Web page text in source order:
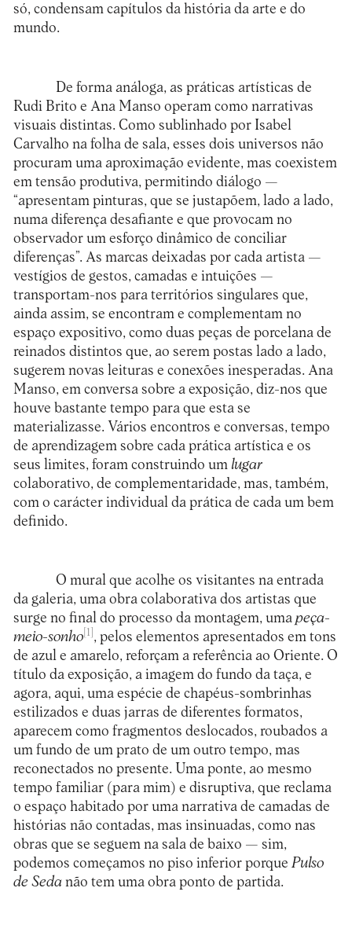
só, condensam capítulos da história da arte e do
mundo.
De forma análoga, as práticas artísticas de
Rudi Brito e Ana Manso operam como narrativas
visuais distintas. Como sublinhado por Isabel
Carvalho na folha de sala, esses dois universos não
procuram uma aproximação evidente, mas coexistem
em tensão produtiva, permitindo diálogo —
“apresentam pinturas, que se justapõem, lado a lado,
numa diferença desafiante e que provocam no
observador um esforço dinâmico de conciliar
diferenças”. As marcas deixadas por cada artista —
vestígios de gestos, camadas e intuições —
transportam-nos para territórios singulares que,
ainda assim, se encontram e complementam no
espaço expositivo, como duas peças de porcelana de
reinados distintos que, ao serem postas lado a lado,
sugerem novas leituras e conexões inesperadas. Ana
Manso, em conversa sobre a exposição, diz-nos que
houve bastante tempo para que esta se
materializasse. Vários encontros e conversas, tempo
de aprendizagem sobre cada prática artística e os
seus limites, foram construindo um lugar
colaborativo, de complementaridade, mas, também,
com o carácter individual da prática de cada um bem
definido.
O mural que acolhe os visitantes na entrada
da galeria, uma obra colaborativa dos artistas que
surge no final do processo da montagem, uma peça-
meio-sonho[1] , pelos elementos apresentados em tons
de azul e amarelo, reforçam a referência ao Oriente. O
título da exposição, a imagem do fundo da taça, e
agora, aqui, uma espécie de chapéus-sombrinhas
estilizados e duas jarras de diferentes formatos,
aparecem como fragmentos deslocados, roubados a
um fundo de um prato de um outro tempo, mas
reconectados no presente. Uma ponte, ao mesmo
tempo familiar (para mim) e disruptiva, que reclama
o espaço habitado por uma narrativa de camadas de
histórias não contadas, mas insinuadas, como nas
obras que se seguem na sala de baixo — sim,
podemos começamos no piso inferior porquePulso
de Seda não tem uma obra ponto de partida.